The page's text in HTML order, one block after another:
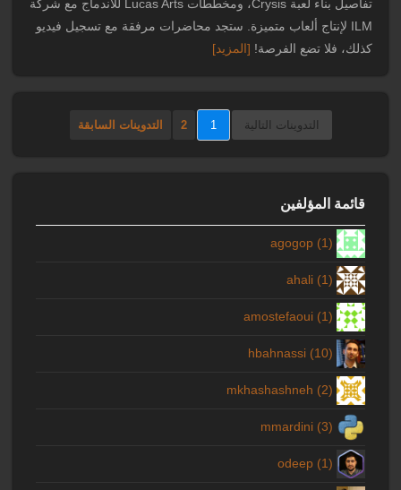
تفاصيل بناء لعبة Crysis، ومخططات Lucas Arts للاندماج مع شركة
ILM لإنتاج ألعاب متميزة. ستجد محاضرات مرفقة مع تسجيل فيديو
كذلك، فلا تضع الفرصة! [المزيد]
التدوينات التالية 1
2 التدوينات السابقة
قائمة المؤلفين
agogop (1)
ahali (1)
amostefaoui (1)
hbahnassi (10)
mkhashashneh (2)
mmardini (3)
odeep (1)